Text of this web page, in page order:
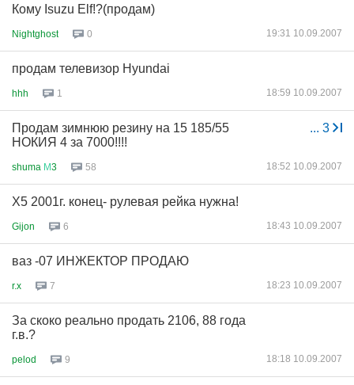
Кому Isuzu Elf!?(продам)
Nightghost 0 19:31 10.09.2007
продам телевизор Hyundai
hhh 1 18:59 10.09.2007
... 3
Продам зимнюю резину на 15 185/55
НОКИЯ 4 за 7000!!!!
shuma М3 58 18:52 10.09.2007
Х5 2001г. конец- рулевая рейка нужна!
Gijon 6 18:43 10.09.2007
ваз -07 ИНЖЕКТОР ПРОДАЮ
r.x 7 18:23 10.09.2007
За скоко реально продать 2106, 88 года
г.в.?
pelod 9 18:18 10.09.2007